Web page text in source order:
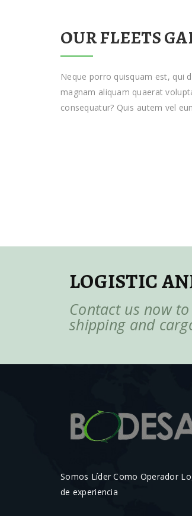
OUR FLEETS
Neque porro quisquam est, qui
magnam aliquam quaerat
consequatur? Quis autem vel
LOGISTIC
Contact us now
shipping and
Somos Líder Como Operador
de experiencia